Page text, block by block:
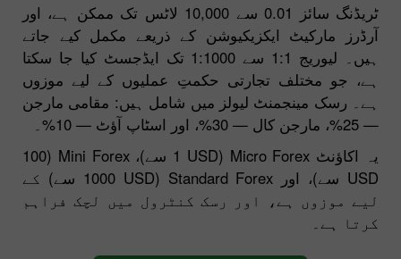
ٹریڈنگ سائز 0.01 سے 10,000 لاٹس تک ممکن ہے، اور
آرڈرز مارکیٹ ایکزیکیوشن کے ذریعے مکمل کیے جاتے
ہیں۔ لیوریج 1:1 سے 1:1000 تک ایڈجسٹ کیا جا سکتا
ہے، جو مختلف تجارتی حکمتِ عملیوں کے لیے موزوں
ہے۔ رسک مینجمنٹ لیولز میں شامل ہیں: مقامی مارجن
— 25%، مارجن کال — 30%، اور اسٹاپ آؤٹ — 10%۔
یہ اکاؤنٹ Micro Forex (1 USD سے)، Mini Forex (100
USD سے)، اور Standard Forex (1000 USD سے) کے
لیے موزوں ہے، اور رسک کنٹرول میں لچک فراہم
کرتا ہے۔